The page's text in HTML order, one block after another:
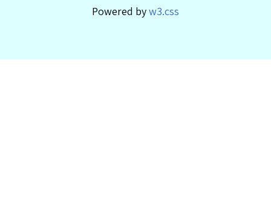
Powered byw3.css